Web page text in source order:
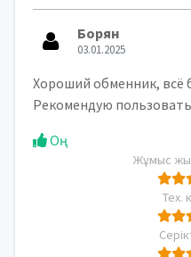
Борян
03.01.2025
Хороший обменник, всё
Рекомендую
Оң
Жұмыс
Тех.